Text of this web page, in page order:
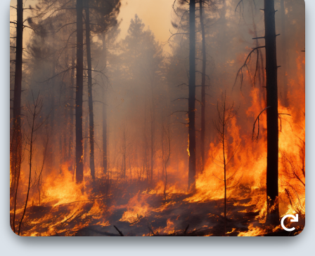
Anhaltende Trockenheit und Brände schädigen
z.B. die Wälder. Schwere Dürren nehmen zu. Das
mindert nicht nur die Attraktivität der Landschaft,
sondern führt u.a. zur Veränderung und
Zerstörung der Lebensräume von Tier- und
Pflanzenarten – mit dem Risiko der Reduzierung
der Artenvielfalt.